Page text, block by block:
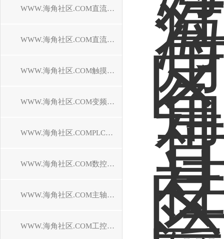
WWW.海角社区.COM直流控制器维修
WWW.海角社区.COM直流驱动器维修
WWW.海角社区.COM触摸屏维修
WWW.海角社区.COM变频器维修
WWW.海角社区.COMPLC模块维修
WWW.海角社区.COM数控系统维修
WWW.海角社区.COM主轴电机维修
WWW.海角社区.COM工控机维修